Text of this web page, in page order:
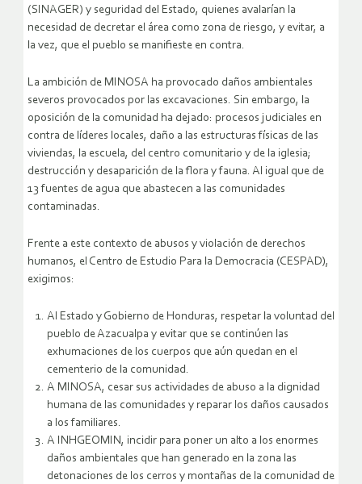
(SINAGER) y seguridad del Estado, quienes avalarían la
necesidad de decretar el área como zona de riesgo, y evitar, a
la vez, que el pueblo se manifieste en contra.
La ambición de MINOSA ha provocado daños ambientales
severos provocados por las excavaciones. Sin embargo, la
oposición de la comunidad ha dejado: procesos judiciales en
contra de líderes locales, daño a las estructuras físicas de las
viviendas, la escuela, del centro comunitario y de la iglesia;
destrucción y desaparición de la flora y fauna. Al igual que de
13 fuentes de agua que abastecen a las comunidades
contaminadas.
Frente a este contexto de abusos y violación de derechos
humanos, el Centro de Estudio Para la Democracia (CESPAD),
exigimos:
Al Estado y Gobierno de Honduras, respetar la voluntad del
pueblo de Azacualpa y evitar que se continúen las
exhumaciones de los cuerpos que aún quedan en el
cementerio de la comunidad.
A MINOSA, cesar sus actividades de abuso a la dignidad
humana de las comunidades y reparar los daños causados
a los familiares.
A INHGEOMIN, incidir para poner un alto a los enormes
daños ambientales que han generado en la zona las
detonaciones de los cerros y montañas de la comunidad de